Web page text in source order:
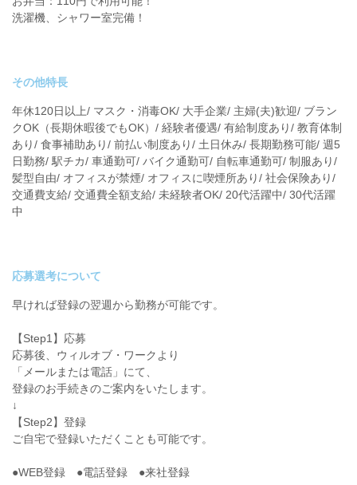
洗濯機、シャワー室完備！
その他特長
年休120日以上/ マスク・消毒OK/ 大手企業/ 主婦(夫)歓迎/ ブラン
クOK（長期休暇後でもOK）/ 経験者優遇/ 有給制度あり/ 教育体制
あり/ 食事補助あり/ 前払い制度あり/ 土日休み/ 長期勤務可能/ 週5
日勤務/ 駅チカ/ 車通勤可/ バイク通勤可/ 自転車通勤可/ 制服あり/
髪型自由/ オフィスが禁煙/ オフィスに喫煙所あり/ 社会保険あり/
交通費支給/ 交通費全額支給/ 未経験者OK/ 20代活躍中/ 30代活躍
中
応募選考について
早ければ登録の翌週から勤務が可能です。
【Step1】応募
応募後、ウィルオブ・ワークより
「メールまたは電話」にて、
登録のお手続きのご案内をいたします。
↓
【Step2】登録
ご自宅で登録いただくことも可能です。
●WEB登録 ●電話登録 ●来社登録